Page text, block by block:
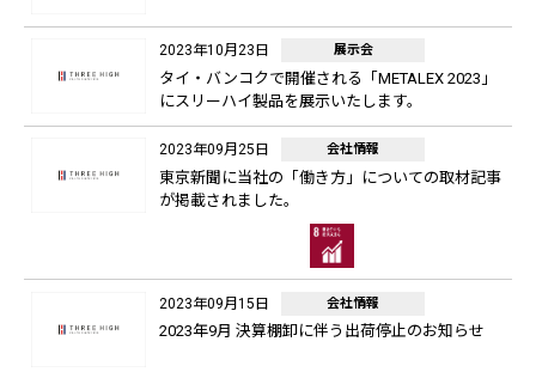
2023年10月23日 展示会
タイ・バンコクで開催される「METALEX 2023」
にスリーハイ製品を展示いたします。
2023年09月25日 会社情報
東京新聞に当社の「働き方」についての取材記事
が掲載されました。
2023年09月15日 会社情報
2023年9月 決算棚卸に伴う出荷停止のお知らせ